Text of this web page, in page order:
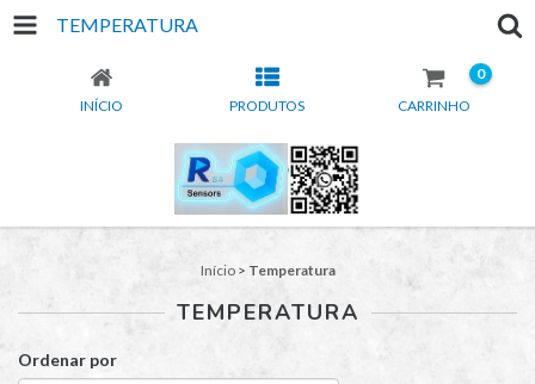
TEMPERATURA
INÍCIO PRODUTOS CARRINHO
0
Início > Temperatura
TEMPERATURA
Ordenar por